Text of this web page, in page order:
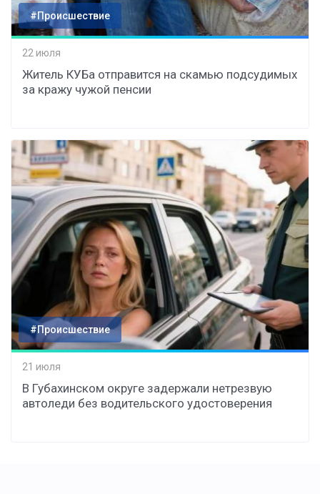
#Происшествие
22 июля
Житель КУБа отправится на скамью подсудимых
за кражу чужой пенсии
#Происшествие
21 июля
В Губахинском округе задержали нетрезвую
автоледи без водительского удостоверения